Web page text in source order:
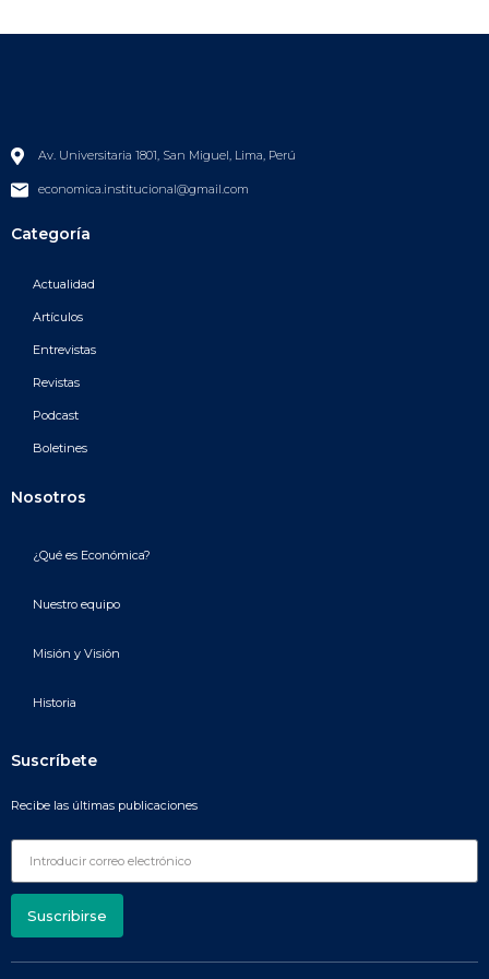
Av. Universitaria 1801, San Miguel, Lima, Perú
economica.institucional@gmail.com
Categoría
Actualidad
Artículos
Entrevistas
Revistas
Podcast
Boletines
Nosotros
¿Qué es Económica?
Nuestro equipo
Misión y Visión
Historia
Suscríbete
Recibe las últimas publicaciones
Suscribirse